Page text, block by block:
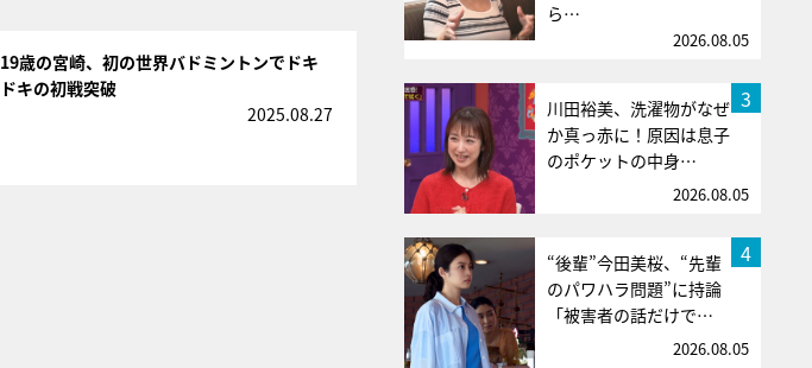
19歳の宮崎、初の世界バドミントンでドキ
ドキの初戦突破
2025.08.27
ら…
2026.08.05
3
川田裕美、洗濯物がなぜ
か真っ赤に！原因は息子
のポケットの中身…
2026.08.05
4
“後輩”今田美桜、“先輩
のパワハラ問題”に持論
「被害者の話だけで…
2026.08.05